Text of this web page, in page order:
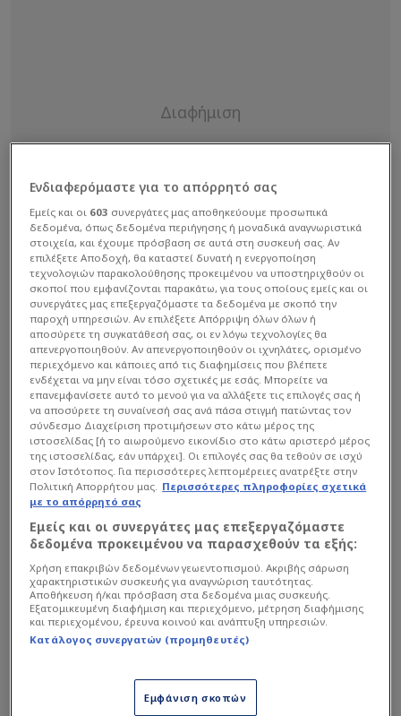
Η απάντησή του, όμως, σε όσα γράφονται κάθε
φορά που κάποιος τον ρωτά σχετικά είναι μία:
«Ασ’ τους να λένε!». Ο Νότης είχε παραδεχτεί στο
οικείο του περιβάλλον πως ουδεμία πρόθεση είχε
να επιστρέψει στη νυχτερινή Αθήνα για δύο
λόγους: πρώτον διότι είχε απογοητευτεί πολύ
από τον τρόπο που τον αντιμετώπισαν
«άνθρωποι του συναφιού του» και δεύτερον
επειδή δεν είχε καμία οικονομική ανάγκη να το
κάνει.
μητέρας των παιδιών του, τα δημοσιεύματα για
Ενδιαφερόμαστε για το απόρρητό σας
Εμείς και οι 603 συνεργάτες μας αποθηκεύουμε προσωπικά
δεδομένα, όπως δεδομένα περιήγησης ή μοναδικά αναγνωριστικά
στοιχεία, και έχουμε πρόσβαση σε αυτά στη συσκευή σας. Αν
επιλέξετε Αποδοχή, θα καταστεί δυνατή η ενεργοποίηση
τεχνολογιών παρακολούθησης προκειμένου να υποστηριχθούν οι
σκοποί που εμφανίζονται παρακάτω, για τους οποίους εμείς και οι
συνεργάτες μας επεξεργαζόμαστε τα δεδομένα με σκοπό την
παροχή υπηρεσιών. Αν επιλέξετε Απόρριψη όλων όλων ή
αποσύρετε τη συγκατάθεσή σας, οι εν λόγω τεχνολογίες θα
απενεργοποιηθούν. Αν απενεργοποιηθούν οι ιχνηλάτες, ορισμένο
περιεχόμενο και κάποιες από τις διαφημίσεις που βλέπετε
ενδέχεται να μην είναι τόσο σχετικές με εσάς. Μπορείτε να
επανεμφανίσετε αυτό το μενού για να αλλάξετε τις επιλογές σας ή
να αποσύρετε τη συναίνεσή σας ανά πάσα στιγμή πατώντας τον
σύνδεσμο Διαχείριση προτιμήσεων στο κάτω μέρος της
ιστοσελίδας [ή το αιωρούμενο εικονίδιο στο κάτω αριστερό μέρος
της ιστοσελίδας, εάν υπάρχει]. Οι επιλογές σας θα τεθούν σε ισχύ
στον Ιστότοπος. Για περισσότερες λεπτομέρειες ανατρέξτε στην
Πολιτική Απορρήτου μας. Περισσότερες πληροφορίες σχετικά
με το απόρρητό σας
Εμείς και οι συνεργάτες μας επεξεργαζόμαστε
δεδομένα προκειμένου να παρασχεθούν τα εξής:
Χρήση επακριβών δεδομένων γεωεντοπισμού. Ακριβής σάρωση
χαρακτηριστικών συσκευής για αναγνώριση ταυτότητας.
Αποθήκευση ή/και πρόσβαση στα δεδομένα μιας συσκευής.
Εξατομικευμένη διαφήμιση και περιεχόμενο, μέτρηση διαφήμισης
και περιεχομένου, έρευνα κοινού και ανάπτυξη υπηρεσιών.
Κατάλογος συνεργατών (προμηθευτές)
Εμφάνιση σκοπών